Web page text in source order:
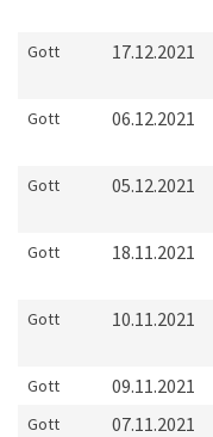
Gott 17.12.2021
Gott 06.12.2021
Gott 05.12.2021
Gott 18.11.2021
Gott 10.11.2021
Gott 09.11.2021
Gott 07.11.2021